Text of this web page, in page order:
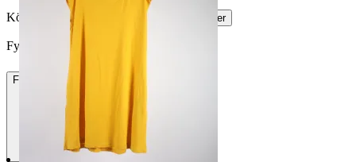
Köparskydd är valfritt hos företag.
Läs mer
Fyrtioåtta vann auktionen
Frakt 84 kr DSV